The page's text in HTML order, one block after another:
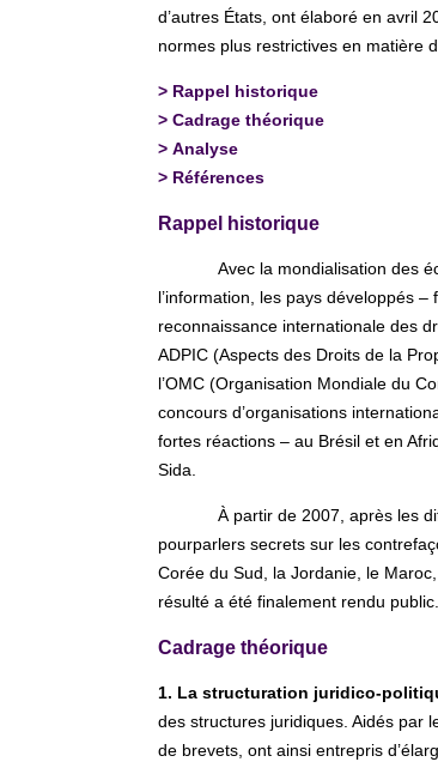
d’autres États, ont élaboré en avril
normes plus restrictives en matière
> Rappel historique
> Cadrage théorique
> Analyse
> Références
Rappel historique
Avec la mondialisation des
l’information, les pays développés
reconnaissance internationale des
ADPIC (Aspects des Droits de la
l’OMC (Organisation Mondiale du
concours d’organisations
fortes réactions – au Brésil et en
Sida.
À partir de 2007, après les
pourparlers secrets sur les
Corée du Sud, la Jordanie, le
résulté a été finalement rendu public.
Cadrage théorique
1. La structuration juridico-
des structures juridiques. Aidés par
de brevets, ont ainsi entrepris